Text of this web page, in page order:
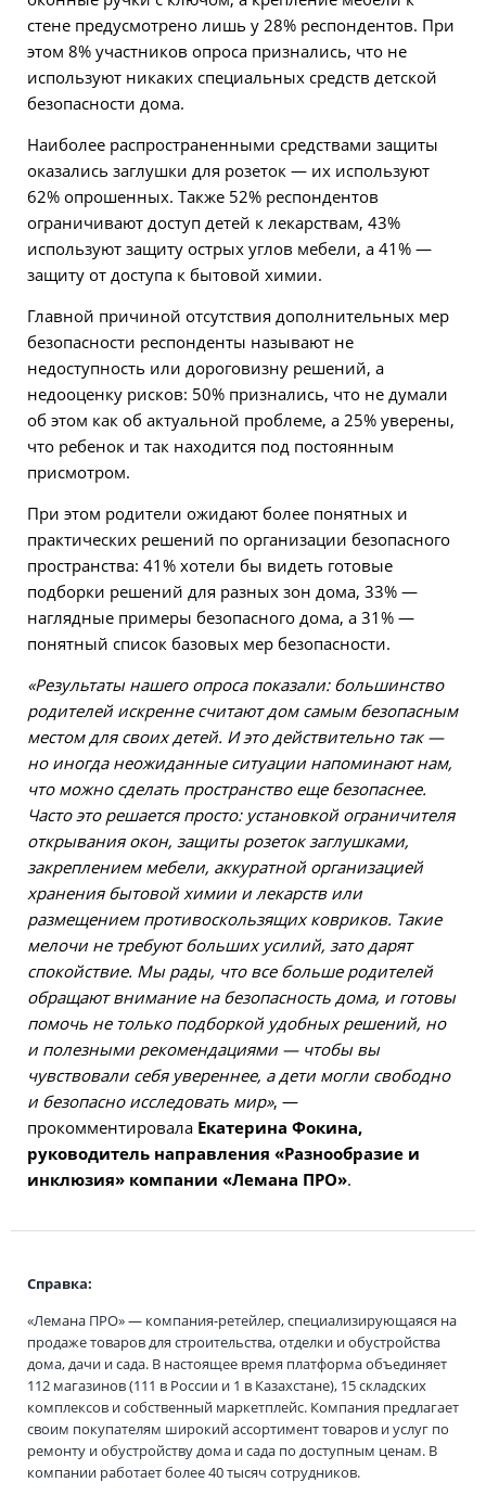
стене предусмотрено лишь у 28% респондентов. При
этом 8% участников опроса признались, что не
используют никаких специальных средств детской
безопасности дома.
Наиболее распространенными средствами защиты
оказались заглушки для розеток — их используют
62% опрошенных. Также 52% респондентов
ограничивают доступ детей к лекарствам, 43%
используют защиту острых углов мебели, а 41% —
защиту от доступа к бытовой химии.
Главной причиной отсутствия дополнительных мер
безопасности респонденты называют не
недоступность или дороговизну решений, а
недооценку рисков: 50% признались, что не думали
об этом как об актуальной проблеме, а 25% уверены,
что ребенок и так находится под постоянным
присмотром.
При этом родители ожидают более понятных и
практических решений по организации безопасного
пространства: 41% хотели бы видеть готовые
подборки решений для разных зон дома, 33% —
наглядные примеры безопасного дома, а 31% —
понятный список базовых мер безопасности.
«Результаты нашего опроса показали: большинство
родителей искренне считают дом самым безопасным
местом для своих детей. И это действительно так —
но иногда неожиданные ситуации напоминают нам,
что можно сделать пространство еще безопаснее.
Часто это решается просто: установкой ограничителя
открывания окон, защиты розеток заглушками,
закреплением мебели, аккуратной организацией
хранения бытовой химии и лекарств или
размещением противоскользящих ковриков. Такие
мелочи не требуют больших усилий, зато дарят
спокойствие. Мы рады, что все больше родителей
обращают внимание на безопасность дома, и готовы
помочь не только подборкой удобных решений, но
и полезными рекомендациями — чтобы вы
чувствовали себя увереннее, а дети могли свободно
и безопасно исследовать мир», —
прокомментировала Екатерина Фокина,
руководитель направления «Разнообразие и
инклюзия» компании «Лемана ПРО».
Справка:
«Лемана ПРО» — компания-ретейлер, специализирующаяся на
продаже товаров для строительства, отделки и обустройства
дома, дачи и сада. В настоящее время платформа объединяет
112 магазинов (111 в России и 1 в Казахстане), 15 складских
комплексов и собственный маркетплейс. Компания предлагает
своим покупателям широкий ассортимент товаров и услуг по
ремонту и обустройству дома и сада по доступным ценам. В
компании работает более 40 тысяч сотрудников.